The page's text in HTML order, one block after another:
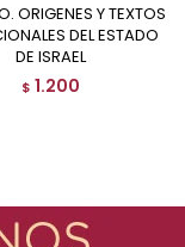
DEL ESTADO
DE ISRAEL
$ 1.200